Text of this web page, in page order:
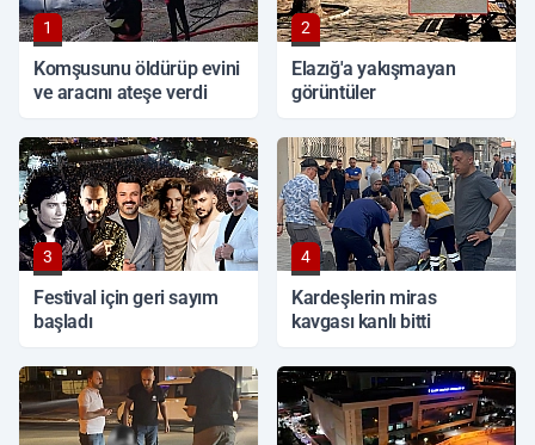
1
Komşusunu öldürüp evini
ve aracını ateşe verdi
2
Elazığ'a yakışmayan
görüntüler
3
Festival için geri sayım
başladı
4
Kardeşlerin miras
kavgası kanlı bitti